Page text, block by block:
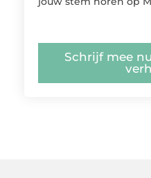
Schrijf mee